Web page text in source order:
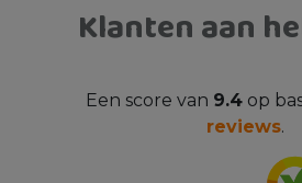
Klanten aan
Een score van 9.4 op
reviews.